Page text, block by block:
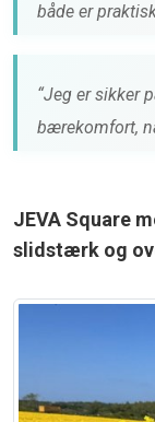
både er
“Jeg er sikker
bærekomfort,
JEVA Square
slidstærk og